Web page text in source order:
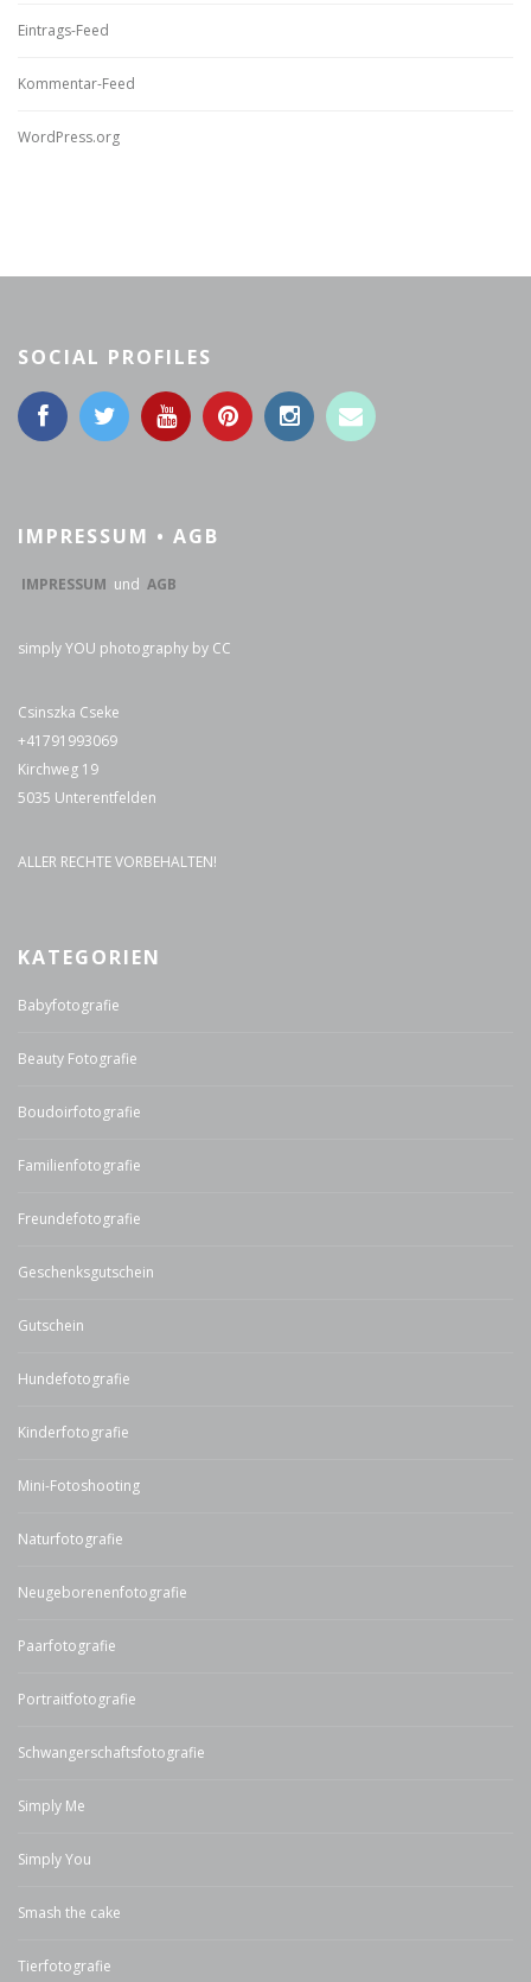
Eintrags-Feed
Kommentar-Feed
WordPress.org
SOCIAL PROFILES
IMPRESSUM • AGB
IMPRESSUM und AGB
simply YOU photography by CC
Csinszka Cseke
+41791993069
Kirchweg 19
5035 Unterentfelden
ALLER RECHTE VORBEHALTEN!
KATEGORIEN
Babyfotografie
Beauty Fotografie
Boudoirfotografie
Familienfotografie
Freundefotografie
Geschenksgutschein
Gutschein
Hundefotografie
Kinderfotografie
Mini-Fotoshooting
Naturfotografie
Neugeborenenfotografie
Paarfotografie
Portraitfotografie
Schwangerschaftsfotografie
Simply Me
Simply You
Smash the cake
Tierfotografie